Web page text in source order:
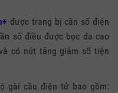
được trang bị cần số điện
số điều được bọc da cao
có nút tăng giảm số tiện
gài cầu điện tử bao gồm: